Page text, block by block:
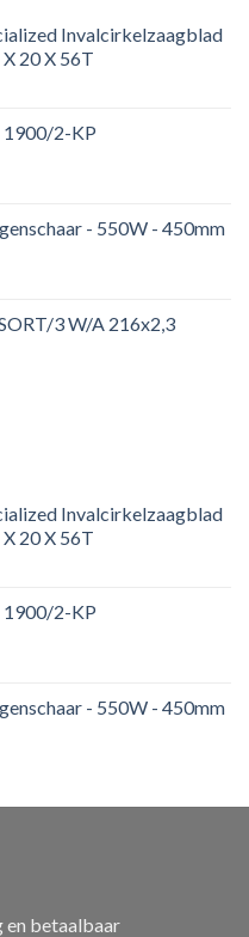
Invalcirkelzaagblad
20 X 56T
1900/2-KP
- 550W - 450mm
3 W/A 216x2,3
Invalcirkelzaagblad
20 X 56T
1900/2-KP
- 550W - 450mm
en betaalbaar